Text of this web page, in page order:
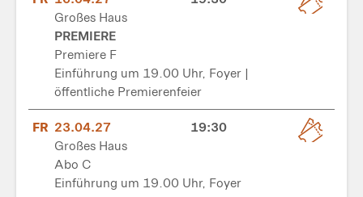
Großes Haus
PREMIERE
Premiere F
Einführung um 19.00 Uhr, Foyer |
öffentliche Premierenfeier
FR 23.04.27
19:30
Großes Haus
Abo C
Einführung um 19.00 Uhr, Foyer